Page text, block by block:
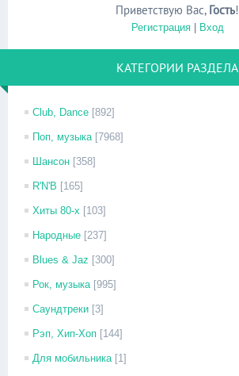
Приветствую Вас, Гость!
Регистрация| Вход
КАТЕГОРИИ РАЗДЕЛА
Club, Dance [892]
Поп, музыка [7968]
Шансон [358]
R'N'B [165]
Хиты 80-х [103]
Народные [237]
Blues & Jaz [300]
Рок, музыка [995]
Саундтреки [3]
Рэп, Хип-Хоп [144]
Для мобильника [1]